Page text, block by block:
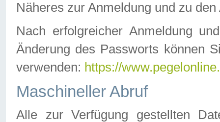
Näheres zur Anmeldung und zu
Nach erfolgreicher Anmeldung
Änderung des Passworts können
verwenden: https://
Maschineller Abruf
Alle zur Verfügung gestellten